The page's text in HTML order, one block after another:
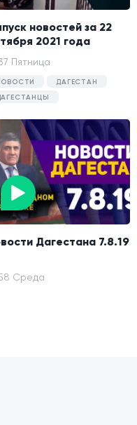
новостей за 22
2021 года
Пятница
ДАГЕСТАН
Дагестана 7.8.19
Среда